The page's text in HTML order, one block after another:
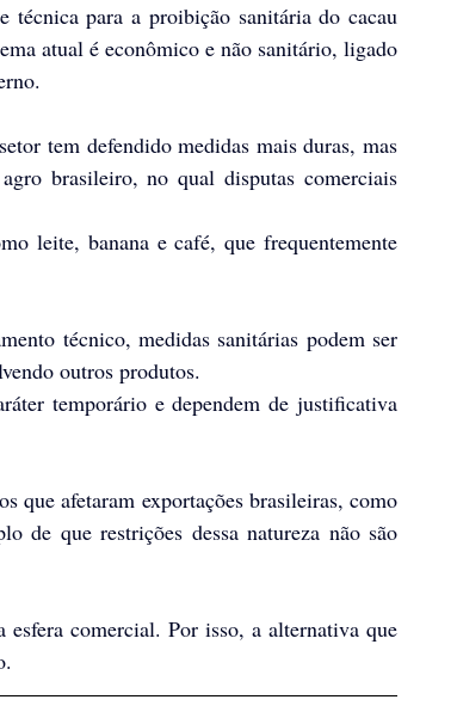
técnica para a proibição sanitária do cacau
atual é econômico e não sanitário, ligado
tem defendido medidas mais duras, mas
brasileiro, no qual disputas comerciais
leite, banana e café, que frequentemente
técnico, medidas sanitárias podem ser
outros produtos.
temporário e dependem de justificativa
que afetaram exportações brasileiras, como
de que restrições dessa natureza não são
comercial. Por isso, a alternativa que